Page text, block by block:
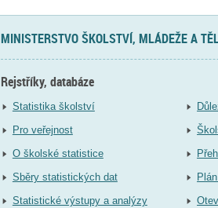
MINISTERSTVO ŠKOLSTVÍ, MLÁDEŽE A
Rejstříky, databáze
Statistika školství
Pro veřejnost
O školské statistice
Sběry statistických dat
Statistické výstupy a analýzy